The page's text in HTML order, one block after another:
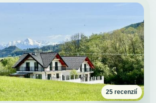
25 recenzií